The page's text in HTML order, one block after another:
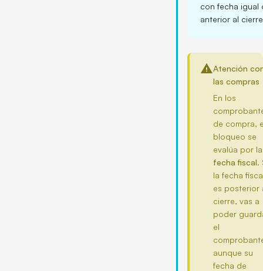
con fecha igual
anterior al
warningAtención
las compras
En los
de compra,
bloqueo se
evalúa por la
fecha fiscal.
la fecha
es posterior
cierre, vas a
poder
el
aunque su
fecha de